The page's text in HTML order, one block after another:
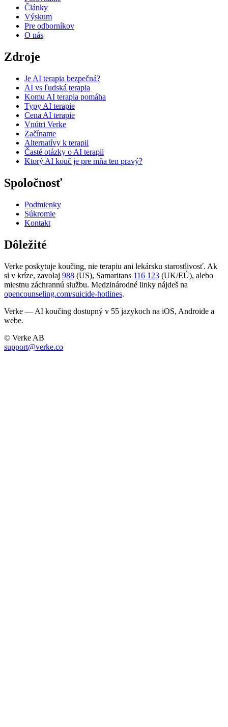
Články
Výskum
Pre odborníkov
O nás
Zdroje
Je AI terapia bezpečná?
AI vs ľudská terapia
Komu AI terapia pomáha
Typy AI terapie
Cena AI terapie
Vnútri Verke
Začíname
Alternatívy k terapii
Časté otázky o AI terapii
Ktorý AI kouč je pre mňa ten pravý?
Spoločnosť
Podmienky
Súkromie
Kontakt
Dôležité
Verke poskytuje koučing, nie terapiu ani lekársku starostlivosť. Ak
si v kríze, zavolaj 988 (US), Samaritans 116 123 (UK/EÚ), alebo
miestnu záchrannú službu. Medzinárodné linky nájdeš na
opencounseling.com/suicide-hotlines.
Verke — AI koučing dostupný v 55 jazykoch na iOS, Androide a
webe.
© Verke AB
support@verke.co